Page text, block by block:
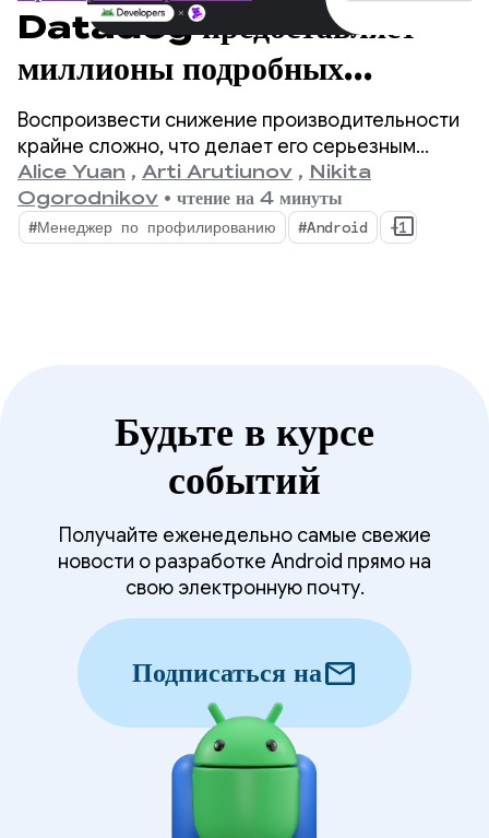
Datadog предоставляет
миллионы подробных
аналитических данных о
производительности с
помощью
ProfilingManager.
Воспроизвести снижение производительности
крайне сложно, что делает его серьезным
препятствием для разработчиков мобильных
приложений.
Alice Yuan , Arti Arutiunov , Nikita
Ogorodnikov • чтение на 4 минуты
#Менеджер по профилированию #Android +1
Будьте в курсе
событий
Получайте еженедельно самые свежие
новости о разработке Android прямо на
свою электронную почту.
Подписаться наmail